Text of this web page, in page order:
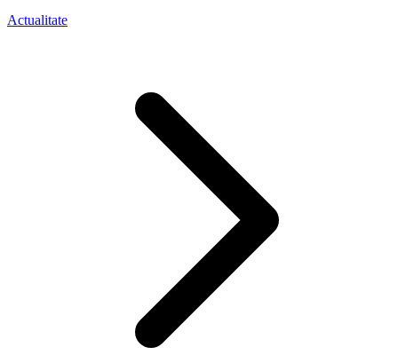
Actualitate